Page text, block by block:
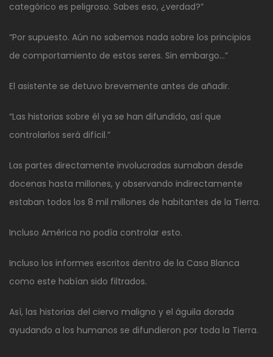
categórico es peligroso. Sabes eso, ¿verdad?”
“Por supuesto. Aún no sabemos nada sobre los principios
de comportamiento de estos seres. Sin embargo…”
El asistente se detuvo brevemente antes de añadir.
“Las historias sobre él ya se han difundido, así que
controlarlos será difícil.”
Las partes directamente involucradas sumaban desde
docenas hasta millones, y observando indirectamente
estaban todos los 8 mil millones de habitantes de la Tierra.
Incluso América no podía controlar esto.
Incluso los informes escritos dentro de la Casa Blanca
como este habían sido filtrados.
Así, las historias del ciervo maligno y el águila dorada
ayudando a los humanos se difundieron por toda la Tierra.